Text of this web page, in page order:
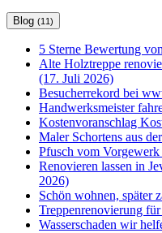
Blog (11)
5 Sterne Bewertung
Alte Holztreppe
(17. Juli 2026)
Besucherrekord bei
Handwerksmeister
Kostenvoranschlag
Maler Schortens aus
Pfusch vom
Renovieren lassen in
2026)
Schön wohnen, später
Treppenrenovierung
Wasserschaden wir